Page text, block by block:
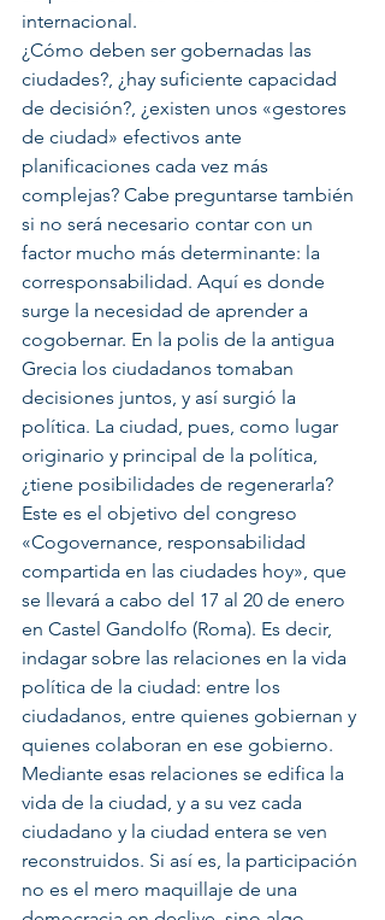
internacional.
¿Cómo deben ser gobernadas las
ciudades?, ¿hay suficiente capacidad
de decisión?, ¿existen unos «gestores
de ciudad» efectivos ante
planificaciones cada vez más
complejas? Cabe preguntarse también
si no será necesario contar con un
factor mucho más determinante: la
corresponsabilidad. Aquí es donde
surge la necesidad de aprender a
cogobernar. En la polis de la antigua
Grecia los ciudadanos tomaban
decisiones juntos, y así surgió la
política. La ciudad, pues, como lugar
originario y principal de la política,
¿tiene posibilidades de regenerarla?
Este es el objetivo del congreso
«Cogovernance, responsabilidad
compartida en las ciudades hoy», que
se llevará a cabo del 17 al 20 de enero
en Castel Gandolfo (Roma). Es decir,
indagar sobre las relaciones en la vida
política de la ciudad: entre los
ciudadanos, entre quienes gobiernan y
quienes colaboran en ese gobierno.
Mediante esas relaciones se edifica la
vida de la ciudad, y a su vez cada
ciudadano y la ciudad entera se ven
reconstruidos. Si así es, la participación
no es el mero maquillaje de una